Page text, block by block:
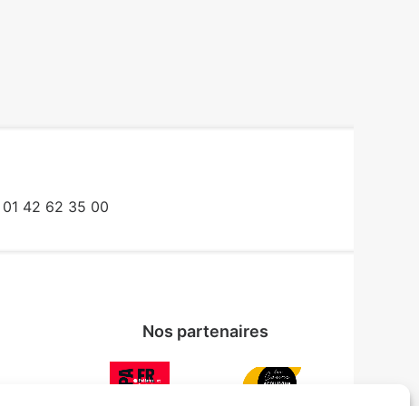
01 42 62 35 00
Nos partenaires